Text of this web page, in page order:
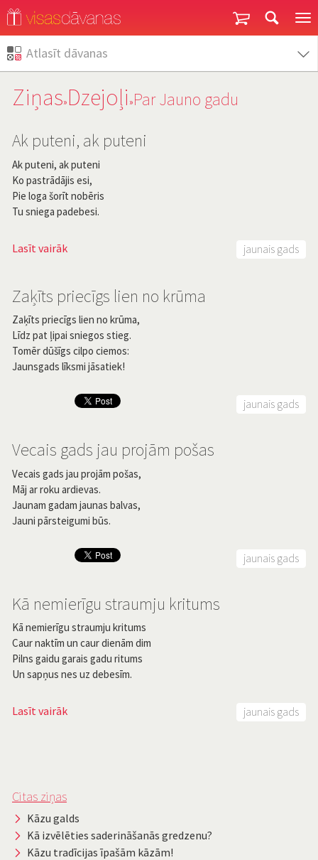
Atlasīt dāvanas
Ziņas» Dzejoļi »Par Jauno gadu
Ak puteni, ak puteni
Ak puteni, ak puteni
Ko pastrādājis esi,
Pie loga šorīt nobēris
Tu sniega padebesi.
Lasīt vairāk jaunais gads
Zaķīts priecīgs lien no krūma
Zaķīts priecīgs lien no krūma,
Līdz pat ļipai sniegos stieg.
Tomēr dūšīgs cilpo ciemos:
Jaunsgads līksmi jāsatiek!
jaunais gads
Vecais gads jau projām pošas
Vecais gads jau projām pošas,
Māj ar roku ardievas.
Jaunam gadam jaunas balvas,
Jauni pārsteigumi būs.
jaunais gads
Kā nemierīgu straumju kritums
Kā nemierīgu straumju kritums
Caur naktīm un caur dienām dim
Pilns gaidu garais gadu ritums
Un sapņus nes uz debesīm.
Lasīt vairāk jaunais gads
Citas ziņas
Kāzu galds
Kā izvēlēties saderināšanās gredzenu?
Kāzu tradīcijas īpašām kāzām!